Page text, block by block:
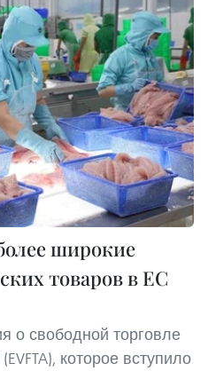
широкие
товаров в ЕС
о свободной торговле
которое вступило